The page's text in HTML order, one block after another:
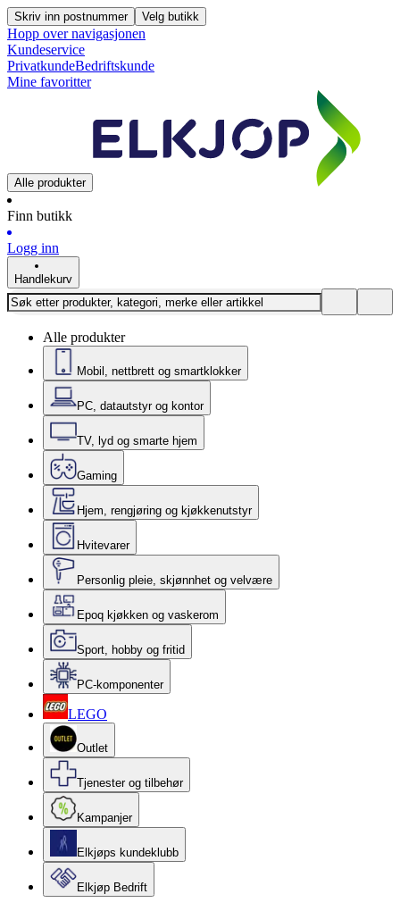
Skriv inn postnummer Velg butikk
Hopp over navigasjonen
Kundeservice
PrivatkundeBedriftskunde
Mine favoritter
Alle produkter
Finn butikk
Logg inn
Handlekurv
Alle produkter
Mobil, nettbrett og smartklokker
PC, datautstyr og kontor
TV, lyd og smarte hjem
Gaming
Hjem, rengjøring og kjøkkenutstyr
Hvitevarer
Personlig pleie, skjønnhet og velvære
Epoq kjøkken og vaskerom
Sport, hobby og fritid
PC-komponenter
LEGO
Outlet
Tjenester og tilbehør
Kampanjer
Elkjøps kundeklubb
Elkjøp Bedrift